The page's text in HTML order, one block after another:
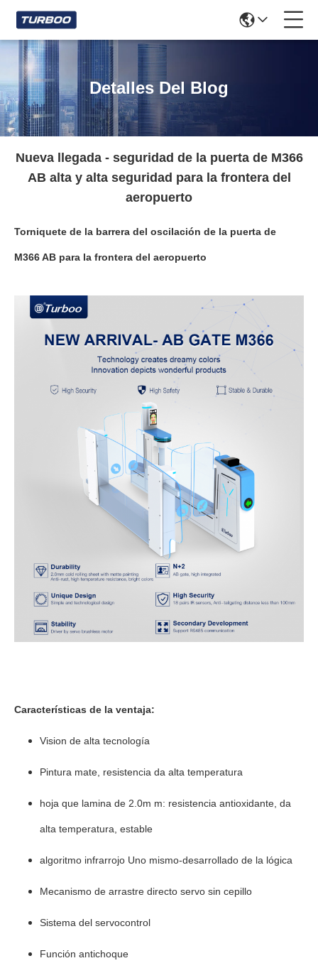
Detalles Del Blog
Nueva llegada - seguridad de la puerta de M366
AB alta y alta seguridad para la frontera del
aeropuerto
Torniquete de la barrera del oscilación de la puerta de
M366 AB para la frontera del aeropuerto
Características de la ventaja:
Vision de alta tecnología
Pintura mate, resistencia da alta temperatura
hoja que lamina de 2.0m m: resistencia antioxidante, da
alta temperatura, estable
algoritmo infrarrojo Uno mismo-desarrollado de la lógica
Mecanismo de arrastre directo servo sin cepillo
Sistema del servocontrol
Función antichoque